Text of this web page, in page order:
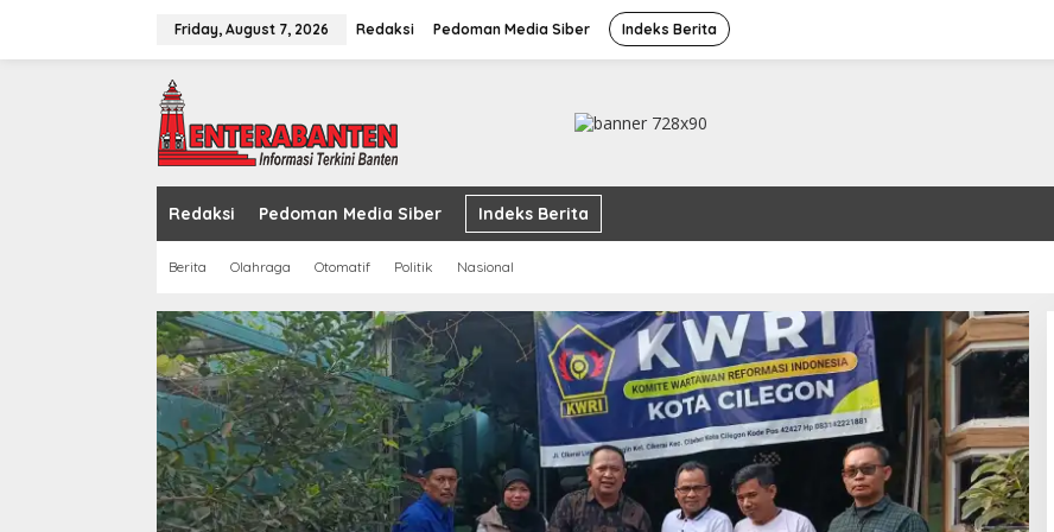
Friday, August 7, 2026 Redaksi Pedoman Media Siber Indeks Berita
Redaksi Pedoman Media Siber Indeks Berita
Berita Olahraga Otomatif Politik Nasional